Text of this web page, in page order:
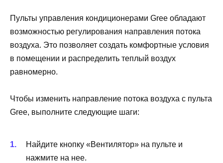
Пульты управления кондиционерами Gree обладают
возможностью регулирования направления потока
воздуха. Это позволяет создать комфортные условия
в помещении и распределить теплый воздух
равномерно.
Чтобы изменить направление потока воздуха с пульта
Gree, выполните следующие шаги:
Найдите кнопку «Вентилятор» на пульте и
нажмите на нее.